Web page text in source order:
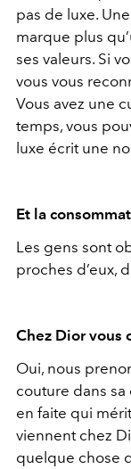
pas de luxe.
marque plus
ses valeurs. Si
vous vous
Vous avez une
temps, vous
luxe écrit une
Et la
Les gens sont
proches d’eux,
Chez Dior vous
Oui, nous
couture dans
en faite qui
viennent chez
quelque chose